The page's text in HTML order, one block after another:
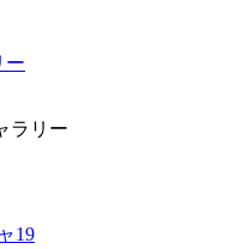
ー
ラリー